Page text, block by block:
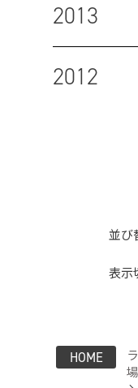
2013
2012
並び
表示
HOME
場